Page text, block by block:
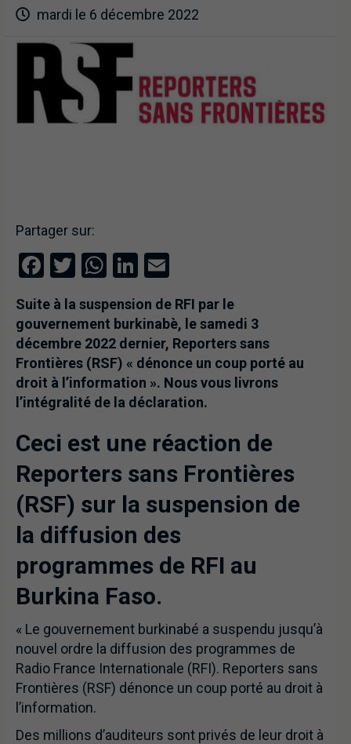
mardi le 6 décembre 2022
Partager sur:
Facebook
Twitter
WhatsApp
LinkedIn
Suite à la suspension de RFI par le
gouvernement burkinabè, le samedi 3
décembre 2022 dernier, Reporters sans
Frontières (RSF) « dénonce un coup porté au
droit à l’information ». Nous vous livrons
l’intégralité de la déclaration.
Ceci est une réaction de
Reporters sans Frontières
(RSF) sur la suspension de
la diffusion des
programmes de RFI au
Burkina Faso.
« Le gouvernement burkinabé a suspendu jusqu’à
nouvel ordre la diffusion des programmes de
Radio France Internationale (RFI). Reporters sans
Frontières (RSF) dénonce un coup porté au droit à
l’information.
Des millions d’auditeurs sont privés de leur droit à